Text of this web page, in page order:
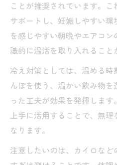
ことが推奨されています。
サポートし、妊娠しやすい
を感じやすい朝晩やエアコ
識的に温活を取り入れること
冷え対策としては、温める
んぽを使う、温かい飲み物
った工夫が効果を発揮しま
上手に活用することで、無理
なります。
注意したいのは、カイロな